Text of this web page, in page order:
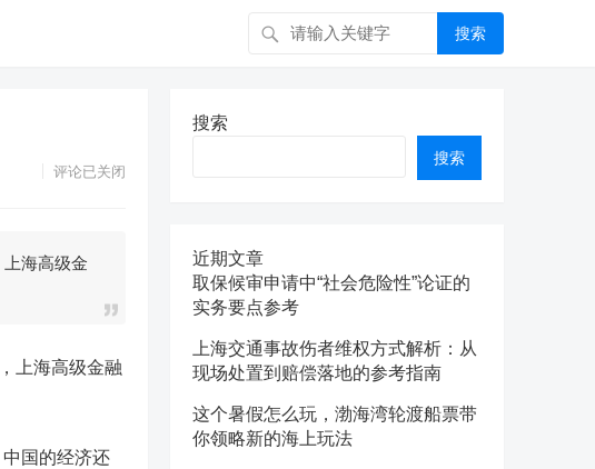
搜索
评论已关闭
海高级金
上海高级金融
国的经济还
搜索
搜索
近期文章
取保候审申请中“社会危险性”论证的
实务要点参考
上海交通事故伤者维权方式解析：从
现场处置到赔偿落地的参考指南
这个暑假怎么玩，渤海湾轮渡船票带
你领略新的海上玩法